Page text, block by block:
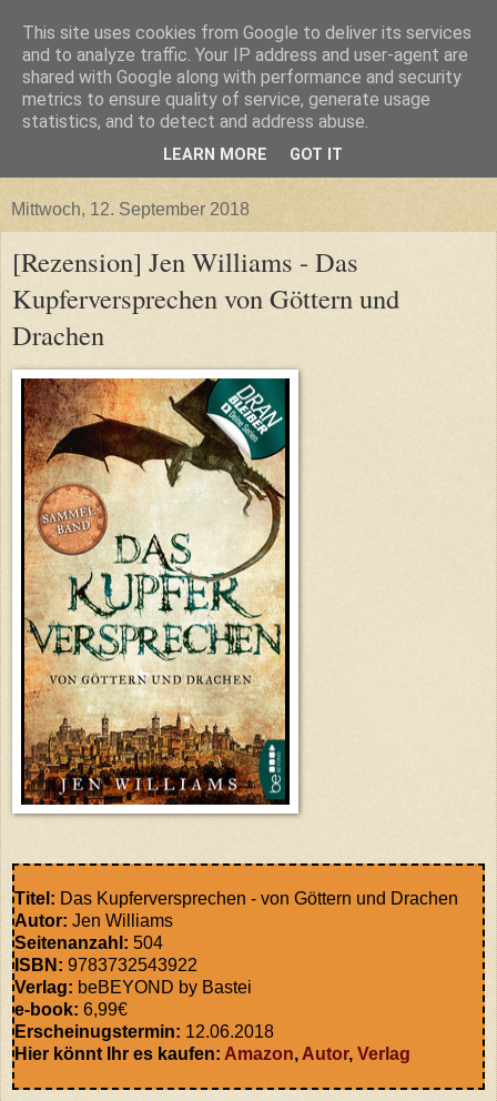
Mittwoch, 12. September 2018
[Rezension] Jen Williams - Das
Kupferversprechen von Göttern und
Drachen
Titel: Das Kupferversprechen - von Göttern und Drachen
Autor: Jen Williams
Seitenanzahl: 504
ISBN: 9783732543922
Verlag: beBEYOND by Bastei
e-book: 6,99€
Erscheinugstermin: 12.06.2018
Hier könnt Ihr es kaufen: Amazon,Autor, Verlag
This site uses cookies from Google to deliver its services
and to analyze traffic. Your IP address and user-agent are
shared with Google along with performance and security
metrics to ensure quality of service, generate usage
statistics, and to detect and address abuse.
LEARN MORE GOT IT